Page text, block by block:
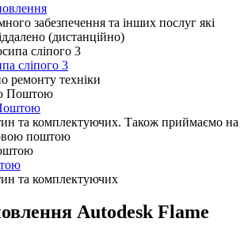
забезпечення та інших послуг які
(дистанційно)
сліпого 3
ремонту техніки
та комплектуючих. Також приймаємо на
поштою
та комплектуючих
Autodesk Flame